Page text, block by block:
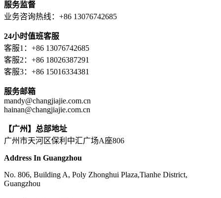
服务监督
业务咨询热线：+86 13076742685
24小时值班客服
客服1：+86 13076742685
客服2：+86 18026387291
客服3：+86 15016334381
服务邮箱
mandy@changjiajie.com.cn
hainan@changjiajie.com.cn
【广州】总部地址
广州市天河区保利中汇广场A座806
Address In Guangzhou
No. 806, Building A, Poly Zhonghui Plaza,Tianhe District,
Guangzhou